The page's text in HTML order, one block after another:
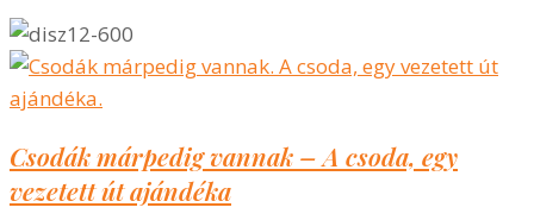
Csodák márpedig vannak – A csoda, egy
vezetett út ajándéka